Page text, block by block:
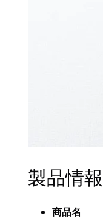
製品情報
商品名